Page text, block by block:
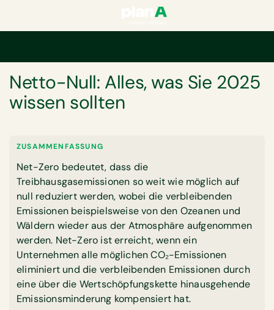
Netto-Null: Alles, was Sie 2025
wissen sollten
ZUSAMMENFASSUNG
Net-Zero bedeutet, dass die
Treibhausgasemissionen so weit wie möglich auf
null reduziert werden, wobei die verbleibenden
Emissionen beispielsweise von den Ozeanen und
Wäldern wieder aus der Atmosphäre aufgenommen
werden. Net-Zero ist erreicht, wenn ein
Unternehmen alle möglichen CO₂-Emissionen
eliminiert und die verbleibenden Emissionen durch
eine über die Wertschöpfungskette hinausgehende
Emissionsminderung kompensiert hat.